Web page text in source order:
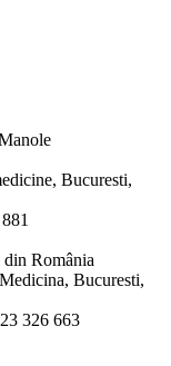
Bucuresti,
România
Bucuresti,
326 663